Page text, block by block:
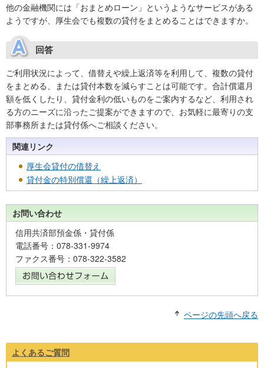
よくあるご質問
他の金融機関には「おまとめローン」というようなサービスがある
ようですが、厚生会でも複数の貸付をまとめることはできますか。
回答
ご利用状況によって、借替えや繰上返済等を利用して、複数の貸付
をまとめる、または貸付本数を減らすことは可能です。合計償還月
額を低くしたり、貸付金利の低いものをご案内するなど、利用され
る方のニーズに沿ったご提案ができますので、お気軽に最寄りの支
部事務所または貸付係へご相談ください。
関連リンク
厚生会貸付の借替え
貸付金の特別償還（繰上返済）
お問い合わせ
信用共済部預金係・貸付係
電話番号：078-331-9974
ファクス番号：078-322-3582
ページの先頭へ戻る